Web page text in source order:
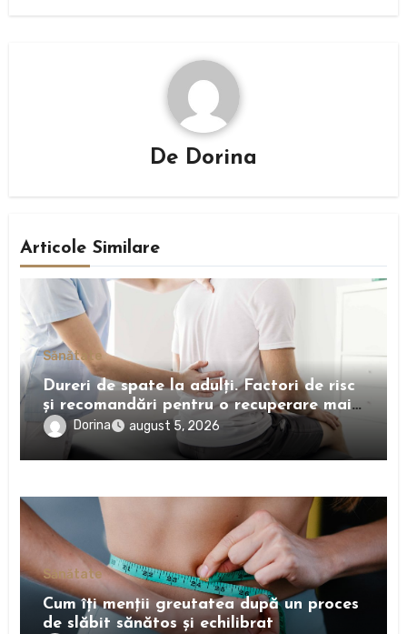
De Dorina
Articole Similare
Sănătate
Dureri de spate la adulți. Factori de risc
și recomandări pentru o recuperare mai
rapidăDorina august 5, 2026
Sănătate
Cum îți menții greutatea după un proces
de slăbit sănătos și echilibrat